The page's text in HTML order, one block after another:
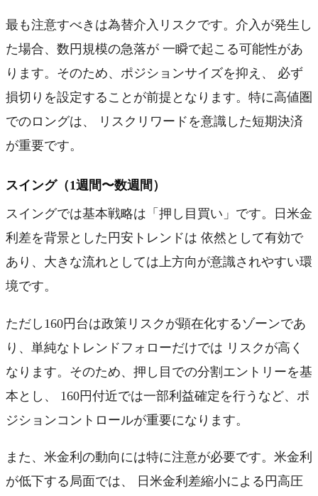
最も注意すべきは為替介入リスクです。介入が発生し
た場合、数円規模の急落が 一瞬で起こる可能性があ
ります。そのため、ポジションサイズを抑え、 必ず
損切りを設定することが前提となります。特に高値圏
でのロングは、 リスクリワードを意識した短期決済
が重要です。
スイング（1週間〜数週間）
スイングでは基本戦略は「押し目買い」です。日米金
利差を背景とした円安トレンドは 依然として有効で
あり、大きな流れとしては上方向が意識されやすい環
境です。
ただし160円台は政策リスクが顕在化するゾーンであ
り、単純なトレンドフォローだけでは リスクが高く
なります。そのため、押し目での分割エントリーを基
本とし、 160円付近では一部利益確定を行うなど、ポ
ジションコントロールが重要になります。
また、米金利の動向には特に注意が必要です。米金利
が低下する局面では、 日米金利差縮小による円高圧